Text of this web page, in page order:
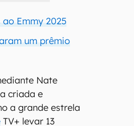
Emmy 2025
um prêmio
Nate
criada e
a grande estrela
TV+ levar 13